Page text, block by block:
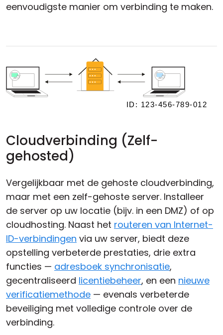
eenvoudigste manier om verbinding te maken.
Cloudverbinding (Zelf-
gehosted)
Vergelijkbaar met de gehoste cloudverbinding,
maar met een zelf-gehoste server. Installeer
de server op uw locatie (bijv. in een DMZ) of op
cloudhosting. Naast het routeren van Internet-
ID-verbindingen via uw server, biedt deze
opstelling verbeterde prestaties, drie extra
functies — adresboek synchronisatie,
gecentraliseerd licentiebeheer, en een nieuwe
verificatiemethode — evenals verbeterde
beveiliging met volledige controle over de
verbinding.